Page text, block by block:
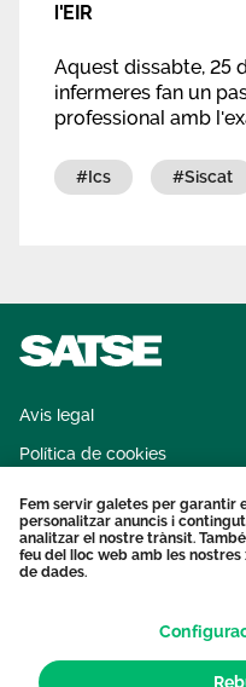
l'EIR
Aquest dissabte, 25
infermeres fan un
professional amb
que ajuden a
condicions.
#ics #siscat
Avis legal
Política de cookies
Protecció dades personals
Contacte
Fem servir galetes per garantir
personalitzar anuncis i
analitzar el nostre trànsit.
feu del lloc web amb les nostres
de dades.